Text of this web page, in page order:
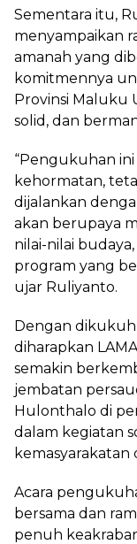
Sementara itu,
menyampaikan
amanah yang
komitmennya
Provinsi Maluku
solid, dan
“Pengukuhan
kehormatan,
dijalankan
akan berupaya
nilai-nilai
program yang
ujar Ruliyanto.
Dengan
diharapkan
semakin
jembatan
Hulonthalo di
dalam kegiatan
kemasyarakatan
Acara
bersama dan
penuh